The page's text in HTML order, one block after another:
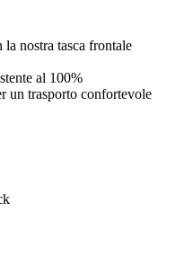
nostra tasca frontale
al 100%
un trasporto confortevole